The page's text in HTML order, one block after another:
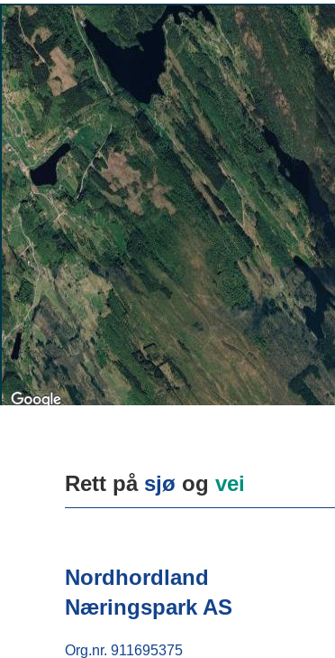
Rett på sjø og vei
Nordhordland
Næringspark AS
Org.nr. 911695375